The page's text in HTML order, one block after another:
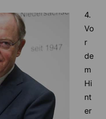
4.
Vo
r
de
m
Hi
nt
er